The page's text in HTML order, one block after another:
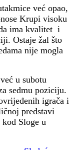
već opao,
Krupi visoku
ima kvalitet i
Ostaje žal što
nije mogla
u subotu
sedmu poziciju.
igrača i
predstavi
kod Sloge u